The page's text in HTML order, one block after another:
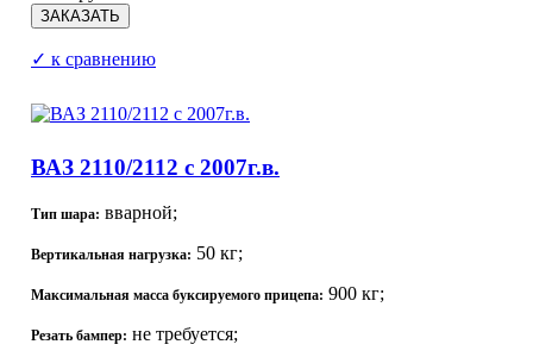
✓ к сравнению
ВАЗ 2110/2112 с 2007г.в.
Тип шара: вварной;
Вертикальная нагрузка: 50 кг;
Максимальная масса буксируемого прицепа: 900 кг;
Резать бампер: не требуется;